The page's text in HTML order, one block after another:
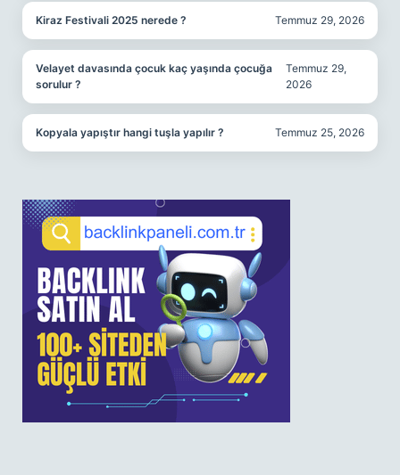
Kiraz Festivali 2025 nerede ? Temmuz 29, 2026
Velayet davasında çocuk kaç yaşında çocuğa
sorulur ?
Temmuz 29,
2026
Kopyala yapıştır hangi tuşla yapılır ? Temmuz 25, 2026